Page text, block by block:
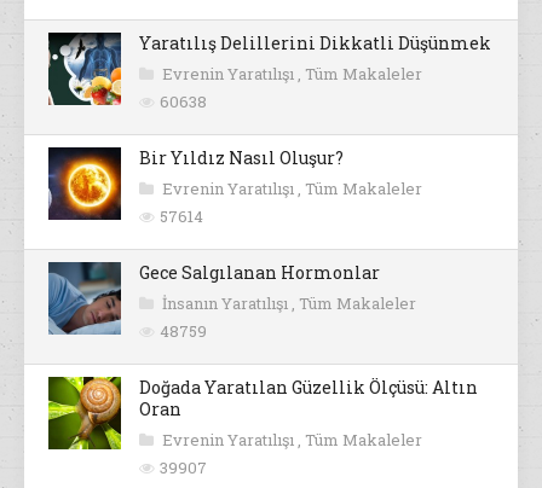
Yaratılış Delillerini Dikkatli Düşünmek
Evrenin Yaratılışı , Tüm Makaleler
60638
Bir Yıldız Nasıl Oluşur?
Evrenin Yaratılışı , Tüm Makaleler
57614
Gece Salgılanan Hormonlar
İnsanın Yaratılışı , Tüm Makaleler
48759
Doğada Yaratılan Güzellik Ölçüsü: Altın
Oran
Evrenin Yaratılışı , Tüm Makaleler
39907